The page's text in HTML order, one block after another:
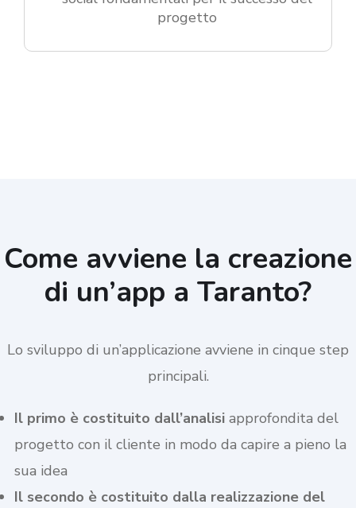
progetto
Come avviene la creazione
di un’app a Taranto?
Lo sviluppo di un’applicazione avviene in cinque step
principali.
Il primo è costituito dall’analisi approfondita del
progetto con il cliente in modo da capire a pieno la
sua idea
Il secondo è costituito dalla realizzazione del